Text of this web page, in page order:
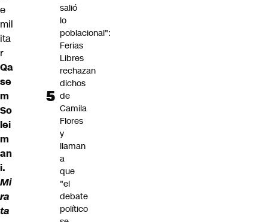
e
mil
ita
r
Qa
se
m
So
lei
m
an
i.
Mi
ra
ta
salió
lo
poblacional":
Ferias
Libres
rechazan
dichos
de
Camila
Flores
y
llaman
a
que
"el
debate
político